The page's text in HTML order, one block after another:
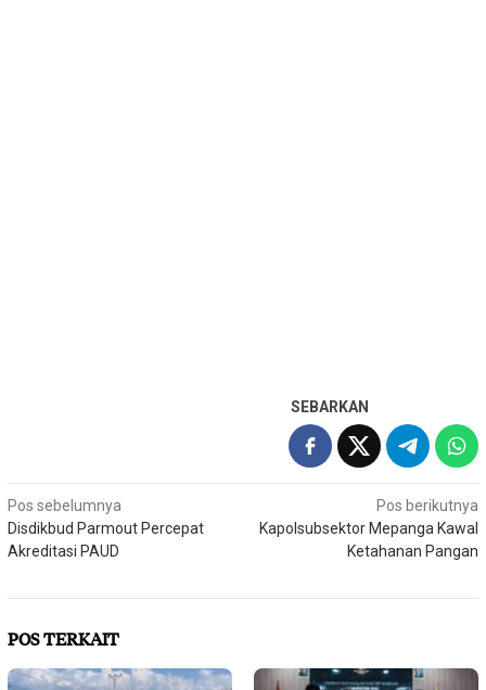
SEBARKAN
Navigasi
pos
Pos sebelumnya
Disdikbud Parmout Percepat
Akreditasi PAUD
Pos berikutnya
Kapolsubsektor Mepanga Kawal
Ketahanan Pangan
POS TERKAIT